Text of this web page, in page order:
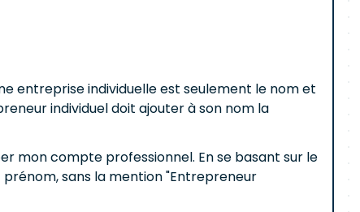
entreprise individuelle est seulement le nom et
individuel doit ajouter à son nom la
mon compte professionnel. En se basant sur le
sans la mention "Entrepreneur